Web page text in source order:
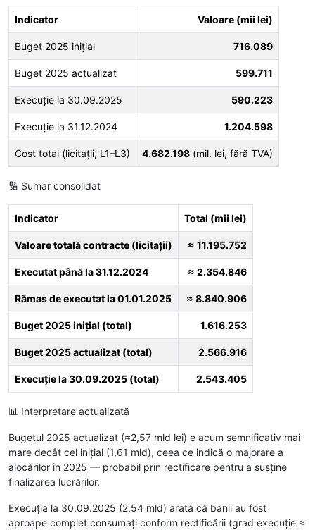
Indicator Valoare (mii lei)
Buget 2025 inițial 716.089
Buget 2025 actualizat 599.711
Execuție la 30.09.2025 590.223
Execuție la 31.12.2024 1.204.598
Cost total (licitații, L1–L3) 4.682.198 (mil. lei, fără TVA)
🔢 Sumar consolidat
Indicator Total (mii lei)
Valoare totală contracte (licitații) ≈ 11.195.752
Executat până la 31.12.2024 ≈ 2.354.846
Rămas de executat la 01.01.2025 ≈ 8.840.906
Buget 2025 inițial (total) 1.616.253
Buget 2025 actualizat (total) 2.566.916
Execuție la 30.09.2025 (total) 2.543.405
📊 Interpretare actualizată
Bugetul 2025 actualizat (≈2,57 mld lei) e acum semnificativ mai
mare decât cel inițial (1,61 mld), ceea ce indică o majorare a
alocărilor în 2025 — probabil prin rectificare pentru a susține
finalizarea lucrărilor.
Execuția la 30.09.2025 (2,54 mld) arată că banii au fost
aproape complet consumați conform rectificării (grad execuție ≈